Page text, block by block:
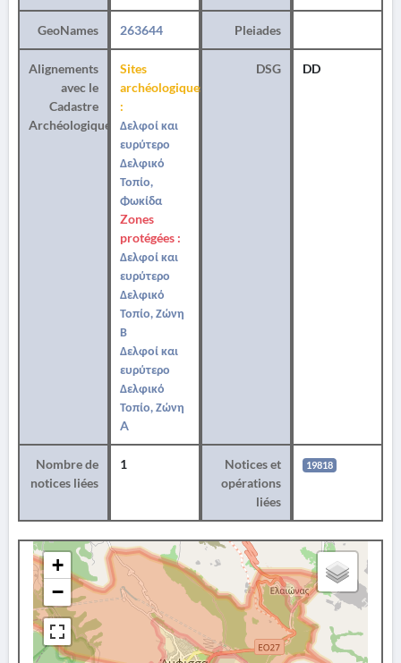
GeoNames 263644 Pleiades
Alignements
avec le
Cadastre
Archéologique
Sites
archéologiques
:
Δελφοί και
ευρύτερο
Δελφικό
Τοπίο,
Φωκίδα
Zones
protégées :
Δελφοί και
ευρύτερο
Δελφικό
Τοπίο, Ζώνη
Β
Δελφοί και
ευρύτερο
Δελφικό
Τοπίο, Ζώνη
A
DSG DD
Nombre de
notices liées
1
Notices et
opérations
liées
19818
+
−